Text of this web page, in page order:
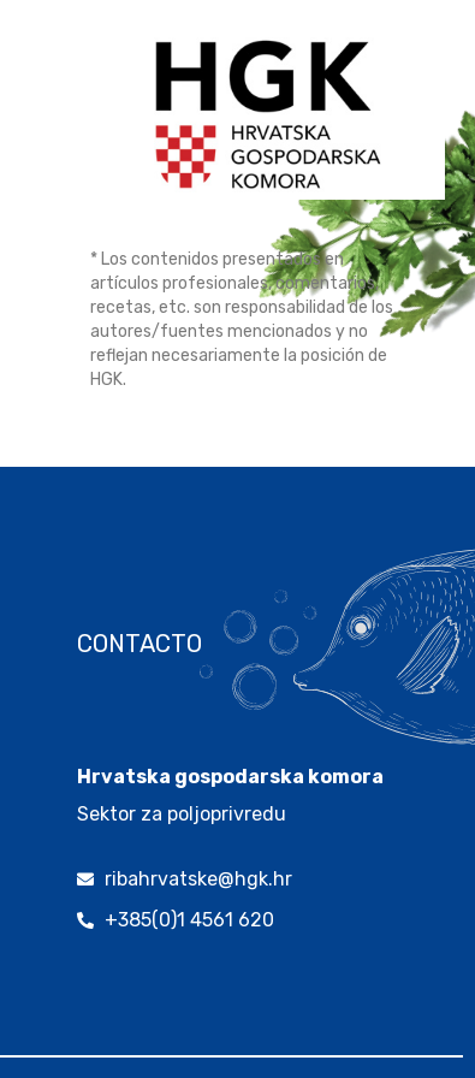
* Los contenidos presentados en
artículos profesionales, comentarios,
recetas, etc. son responsabilidad de los
autores/fuentes mencionados y no
reflejan necesariamente la posición de
HGK.
CONTACTO
Hrvatska gospodarska komora
Sektor za poljoprivredu
ribahrvatske@hgk.hr
+385(0)1 4561 620